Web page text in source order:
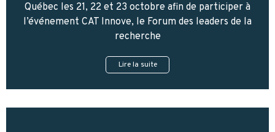
Québec les 21, 22 et 23 octobre afin de participer à
l’événement CAT Innove, le Forum des leaders de la
recherche
Lire la suite